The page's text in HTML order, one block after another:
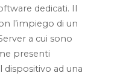
dedicati. Il
l’impiego di un
a cui sono
presenti
dispositivo ad una